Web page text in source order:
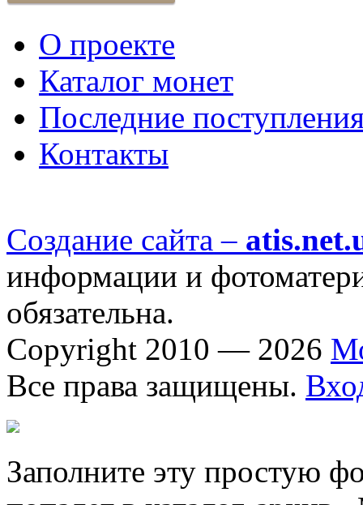
О проекте
Каталог монет
Последние
Контакты
Создание сайта –
информации и
обязательна.
Copyright 2010 — 2026
Все права защищены.
Заполните эту простую